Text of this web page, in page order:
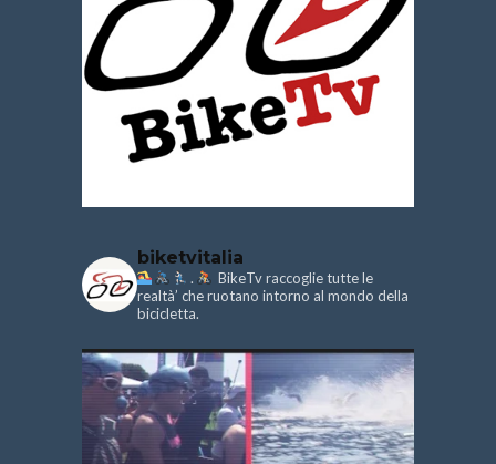
biketvitalia
.
BikeTv raccoglie tutte le
realtà’ che ruotano intorno al mondo della
bicicletta.